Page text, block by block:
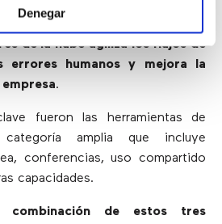
Denegar
mensajería unificada en otras
de la nube agiliza los flujos de
errores humanos y mejora la
.
fueron las herramientas de
categoría amplia que incluye
conferencias, uso compartido
capacidades.
combinación de estos tres